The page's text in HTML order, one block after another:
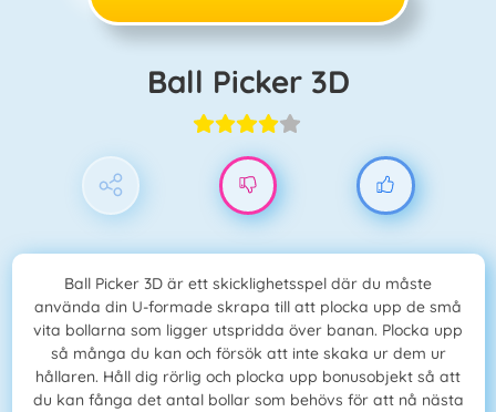
Ball Picker 3D
Ball Picker 3D är ett skicklighetsspel där du måste
använda din U-formade skrapa till att plocka upp de små
vita bollarna som ligger utspridda över banan. Plocka upp
så många du kan och försök att inte skaka ur dem ur
hållaren. Håll dig rörlig och plocka upp bonusobjekt så att
du kan fånga det antal bollar som behövs för att nå nästa